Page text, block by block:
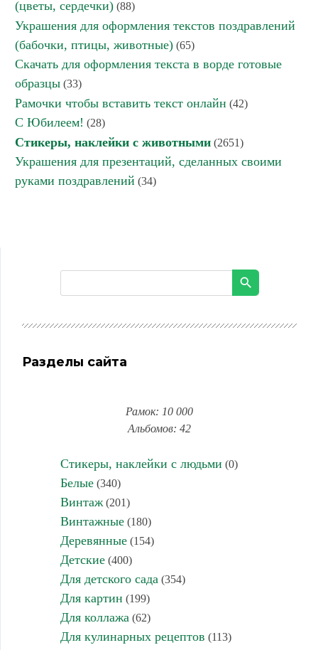
(цветы, сердечки) (88)
Украшения для оформления текстов поздравлений
(бабочки, птицы, животные) (65)
Скачать для оформления текста в ворде готовые
образцы (33)
Рамочки чтобы вставить текст онлайн (42)
С Юбилеем! (28)
Стикеры, наклейки с животными (2651)
Украшения для презентаций, сделанных своими
руками поздравлений (34)
Разделы сайта
Рамок: 10 000
Альбомов: 42
Стикеры, наклейки с людьми (0)
Белые(340)
Винтаж(201)
Винтажные(180)
Деревянные(154)
Детские(400)
Для детского сада (354)
Для картин (199)
Для коллажа (62)
Для кулинарных рецептов (113)